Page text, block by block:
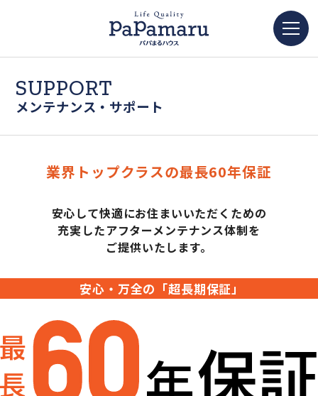
SUPPORT
メンテナンス・サポート
業界トップクラスの最長60年保証
安心して快適にお住まいいただくための
充実したアフターメンテナンス体制を
ご提供いたします。
安心・万全の「超長期保証」